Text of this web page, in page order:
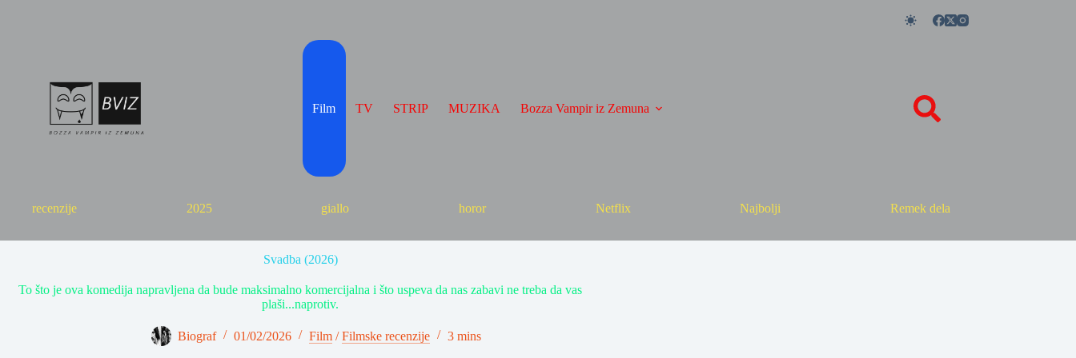
Film TV STRIP MUZIKA Bozza Vampir iz Zemuna
recenzije 2025 giallo horor Netflix Najbolji Remek dela
Svadba (2026)
To što je ova komedija napravljena da bude maksimalno komercijalna i što uspeva da nas zabavi ne treba da vas
plaši...naprotiv.
Biograf 01/02/2026 Film /Filmske recenzije 3 mins